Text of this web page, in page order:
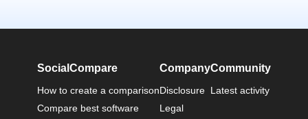
SocialCompare
How to create a comparison
Compare best software
Company
Disclosure
Legal
Community
Latest activity